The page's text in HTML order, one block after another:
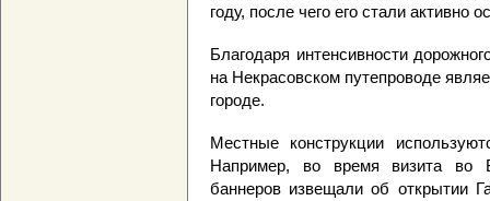
году, после чего его стали активно
Благодаря интенсивности
на Некрасовском путепроводе
городе.
Местные конструкции
Например, во время визита во
баннеров извещали об открытии